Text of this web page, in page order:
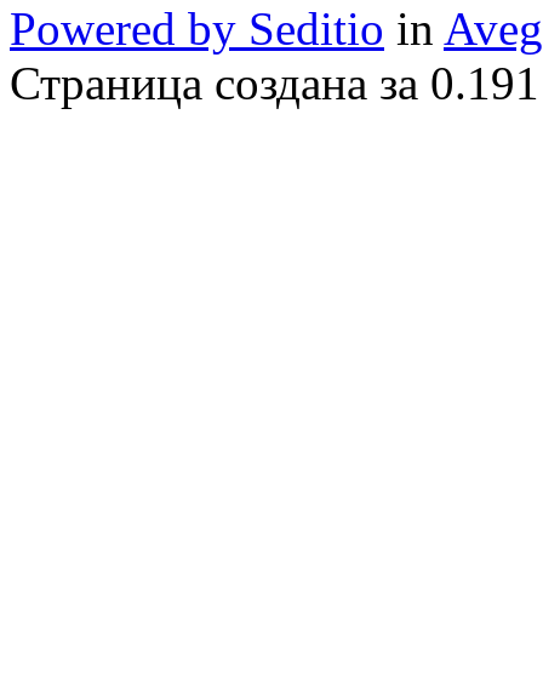
Powered by Seditio in
Страница создана за